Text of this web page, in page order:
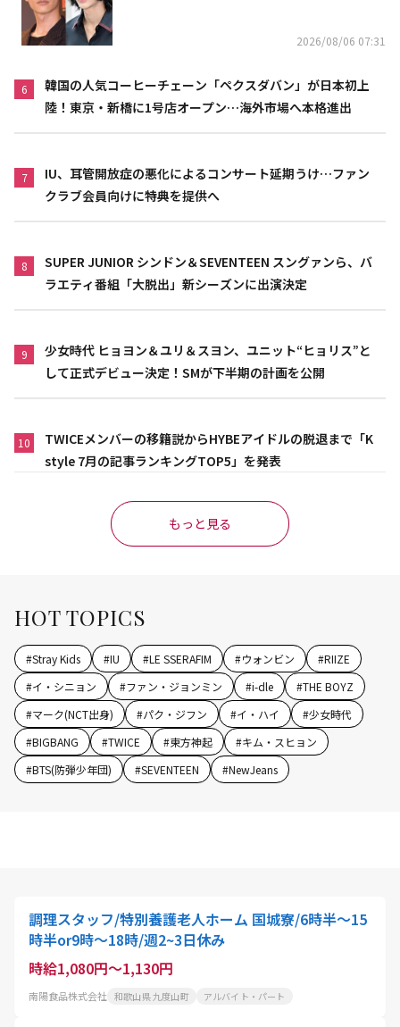
2026/08/06 07:31
6
韓国の人気コーヒーチェーン「ペクスダバン」が日本初上
陸！東京・新橋に1号店オープン…海外市場へ本格進出
7
IU、耳管開放症の悪化によるコンサート延期うけ…ファン
クラブ会員向けに特典を提供へ
8
SUPER JUNIOR シンドン＆SEVENTEEN スングァンら、バ
ラエティ番組「大脱出」新シーズンに出演決定
9
少女時代 ヒョヨン＆ユリ＆スヨン、ユニット“ヒョリス”と
して正式デビュー決定！SMが下半期の計画を公開
10
TWICEメンバーの移籍説からHYBEアイドルの脱退まで「K
style 7月の記事ランキングTOP5」を発表
もっと見る
HOT TOPICS
#Stray Kids #IU #LE SSERAFIM #ウォンビン #RIIZE
#イ・シニョン #ファン・ジョンミン #i-dle #THE BOYZ
#マーク(NCT出身) #パク・ジフン #イ・ハイ #少女時代
#BIGBANG #TWICE #東方神起 #キム・スヒョン
#BTS(防弾少年団) #SEVENTEEN #NewJeans
調理スタッフ/特別養護老人ホーム 国城寮/6時半～15
時半or9時～18時/週2~3日休み
時給1,080円～1,130円
南陽食品株式会社 和歌山県 九度山町 アルバイト・パート